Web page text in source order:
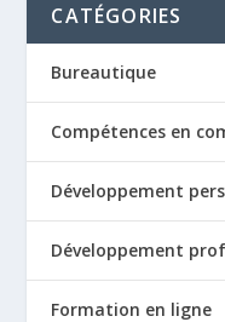
CATÉGORIES
Bureautique
Compétences en
Développement
Développement
Formation en ligne